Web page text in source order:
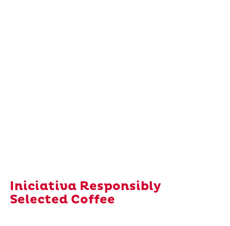
Iniciativa Responsibly
Selected Coffee